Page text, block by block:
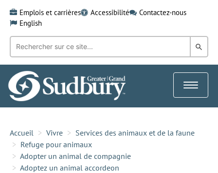
content
Emplois et carrières Accessibilité
Contactez-nous
English
Recherche
mot-
clé:
dans
Toggle
Accueil Vivre
Services des animaux et de la faune
Refuge pour animaux
Adopter un animal de compagnie
Adoptez un animal accordeon